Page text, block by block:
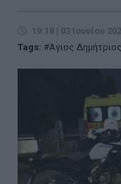
19:18 | 03 Ιουνίου
Tags:
Άγιος Δημήτριος